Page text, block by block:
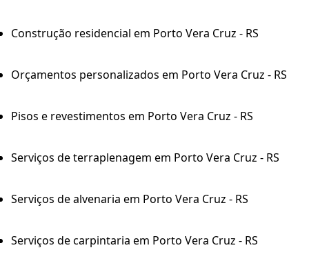
Construção residencial em Porto Vera Cruz - RS
Orçamentos personalizados em Porto Vera Cruz - RS
Pisos e revestimentos em Porto Vera Cruz - RS
Serviços de terraplenagem em Porto Vera Cruz - RS
Serviços de alvenaria em Porto Vera Cruz - RS
Serviços de carpintaria em Porto Vera Cruz - RS